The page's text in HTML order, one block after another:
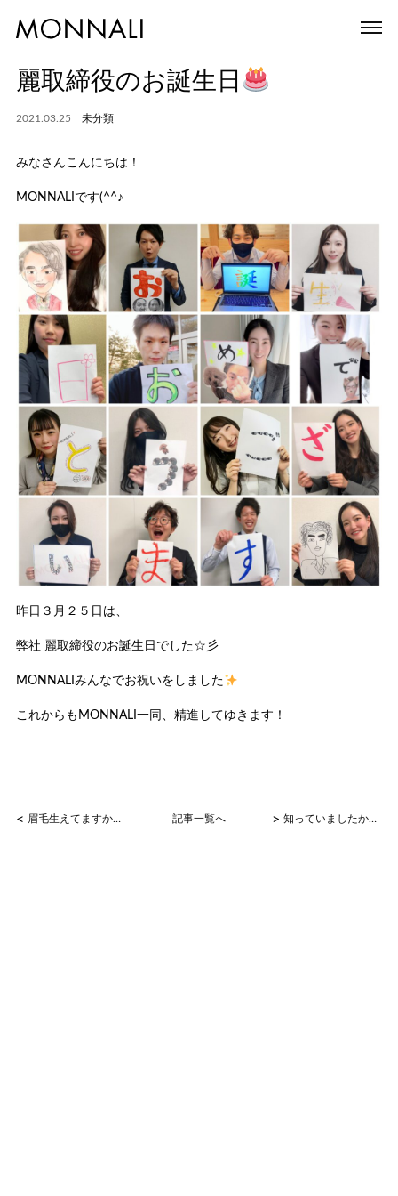
麗取締役のお誕生日
2021.03.25 未分類
みなさんこんにちは！
MONNALIです(^^♪
昨日３月２５日は、
弊社 麗取締役のお誕生日でした☆彡
MONNALIみんなでお祝いをしました
これからもMONNALI一同、精進してゆきます！
< 眉毛生えてますか？ 記事一覧へ > 知っていましたか？